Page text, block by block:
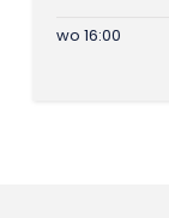
wo 16:00